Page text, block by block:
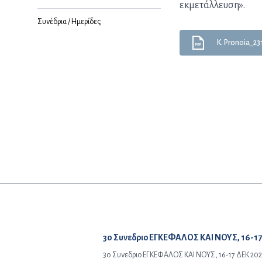
Συνέδρια / Ημερίδες
εκμετάλλευση».
K.
Προηγούμενο άρθρο:
3o Συνεδριο ΕΓΚΕΦΑΛΟΣ ΚΑΙ ΝΟΥΣ, 16-
3o Συνεδριο ΕΓΚΕΦΑΛΟΣ ΚΑΙ ΝΟΥΣ, 16-17 ΔΕΚ